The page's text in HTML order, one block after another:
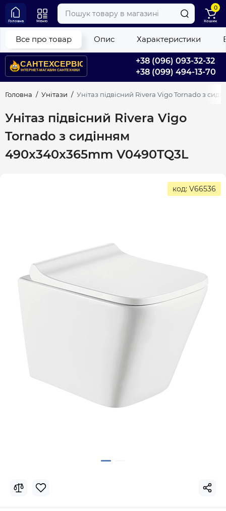
+38 (096) 093-32-32
+38 (099) 494-13-70
Головна Меню
0
Кошик
Головна Унітази Унітаз підвісний Rivera Vigo Tornado з
Унітаз підвісний Rivera Vigo
Tornado з сидінням
490x340x365mm V0490TQ3L
Все про товар Опис Характеристики
код: V66536